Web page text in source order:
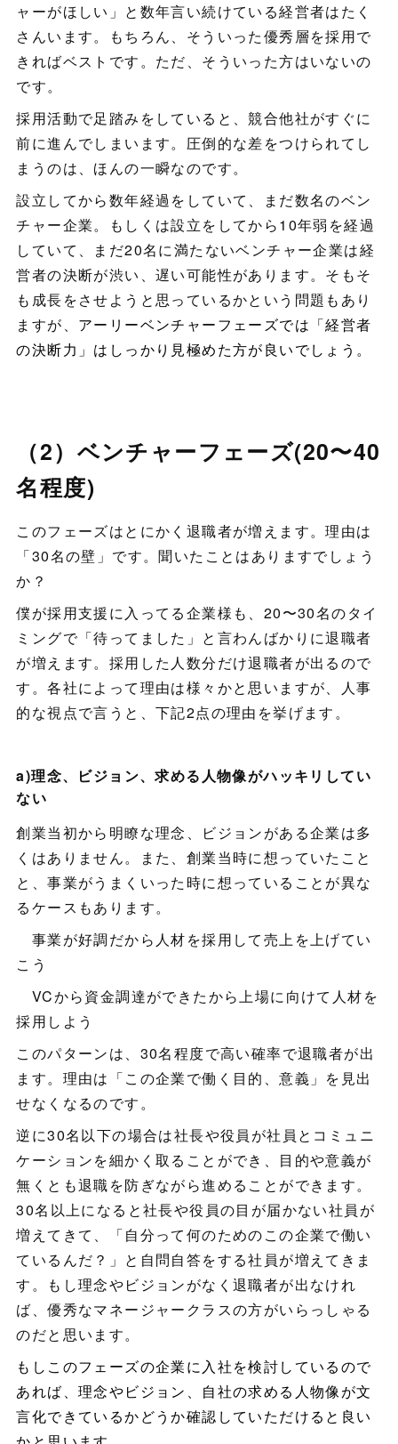
ャーがほしい」と数年言い続けている経営者はたく
さんいます。もちろん、そういった優秀層を採用で
きればベストです。ただ、そういった方はいないの
です。
採用活動で足踏みをしていると、競合他社がすぐに
前に進んでしまいます。圧倒的な差をつけられてし
まうのは、ほんの一瞬なのです。
設立してから数年経過をしていて、まだ数名のベン
チャー企業。もしくは設立をしてから10年弱を経過
していて、まだ20名に満たないベンチャー企業は経
営者の決断が渋い、遅い可能性があります。そもそ
も成長をさせようと思っているかという問題もあり
ますが、 アーリーベンチャーフェーズでは「経営者
の決断力」はしっかり見極めた方が良いでしょう。
（2）ベンチャーフェーズ(20〜40
名程度)
このフェーズはとにかく退職者が増えます。理由は
「30名の壁」です。聞いたことはありますでしょう
か？
僕が採用支援に入ってる企業様も、20〜30名のタイ
ミングで「待ってました」と言わんばかりに退職者
が増えます。採用した人数分だけ退職者が出るので
す。各社によって理由は様々かと思いますが、人事
的な視点で言うと、下記2点の理由を挙げます。
a)理念、ビジョン、求める人物像がハッキリしてい
ない
創業当初から明瞭な理念、ビジョンがある企業は多
くはありません。また、創業当時に想っていたこと
と、事業がうまくいった時に想っていることが異な
るケースもあります。
事業が好調だから人材を採用して売上を上げてい
こう
VCから資金調達ができたから上場に向けて人材を
採用しよう
このパターンは、30名程度で高い確率で退職者が出
ます。理由は「この企業で働く目的、意義」を見出
せなくなるのです。
逆に30名以下の場合は社長や役員が社員とコミュニ
ケーションを細かく取ることができ、目的や意義が
無くとも退職を防ぎながら進めることができます。
30名以上になると社長や役員の目が届かない社員が
増えてきて、「自分って何のためのこの企業で働い
ているんだ？」と自問自答をする社員が増えてきま
す。もし理念やビジョンがなく退職者が出なけれ
ば、優秀なマネージャークラスの方がいらっしゃる
のだと思います。
もしこのフェーズの企業に入社を検討しているので
あれば、理念やビジョン、自社の求める人物像が文
言化できているかどうか確認していただけると良い